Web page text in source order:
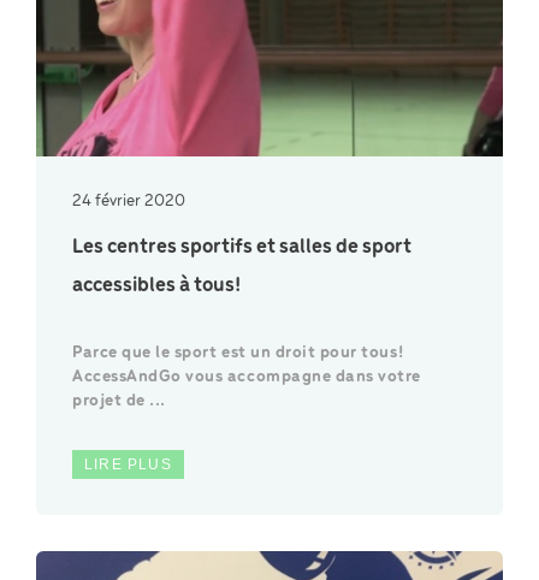
24 février 2020
Les centres sportifs et salles de sport
accessibles à tous!
Parce que le sport est un droit pour tous!
AccessAndGo vous accompagne dans votre
projet de ...
LIRE PLUS